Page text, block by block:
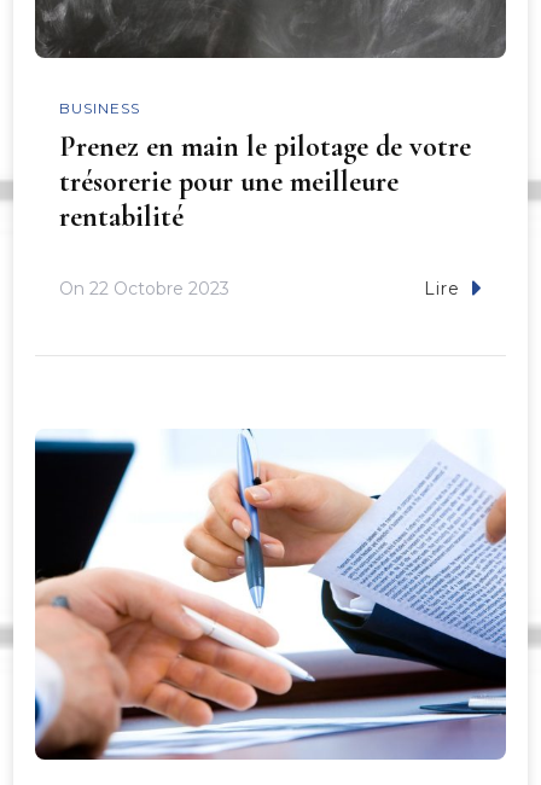
BUSINESS
Prenez en main le pilotage de votre
trésorerie pour une meilleure
rentabilité
On 22 Octobre 2023 Lire